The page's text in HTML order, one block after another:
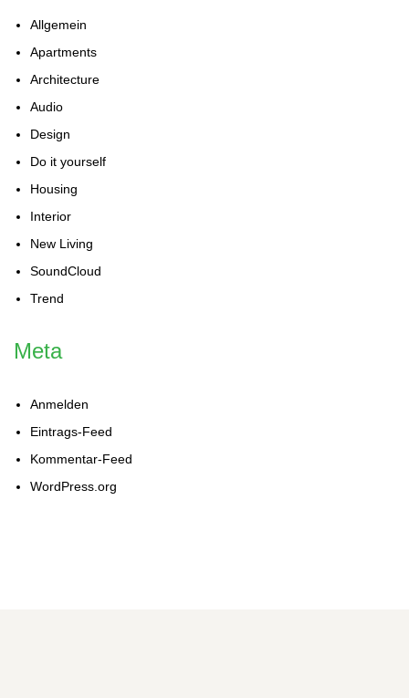
Allgemein
Apartments
Architecture
Audio
Design
Do it yourself
Housing
Interior
New Living
SoundCloud
Trend
Meta
Anmelden
Eintrags-Feed
Kommentar-Feed
WordPress.org